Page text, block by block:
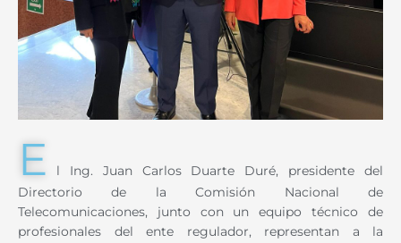
E
l Ing. Juan Carlos Duarte Duré, presidente del
Directorio de la Comisión Nacional de
Telecomunicaciones, junto con un equipo técnico de
profesionales del ente regulador, representan a la